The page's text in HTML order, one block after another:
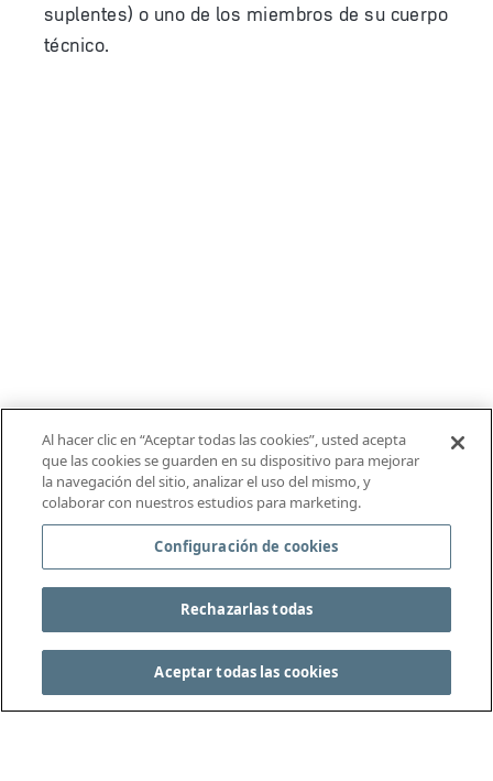
suplentes) o uno de los miembros de su cuerpo
técnico.
Al hacer clic en “Aceptar todas las cookies”, usted acepta
que las cookies se guarden en su dispositivo para mejorar
la navegación del sitio, analizar el uso del mismo, y
colaborar con nuestros estudios para marketing.
Configuración de cookies
Rechazarlas todas
Aceptar todas las cookies